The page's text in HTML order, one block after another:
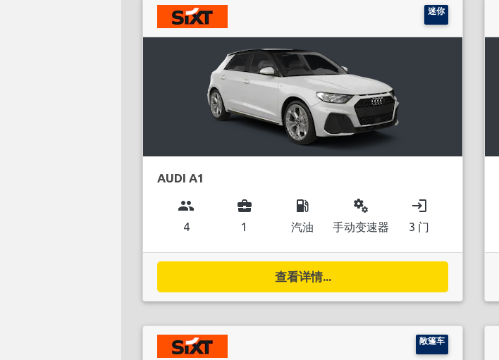
迷你
AUDI A1
group
4
business_center
1
local_gas_station
汽油
miscellaneous_services
手动变速器
login
3 门
查看详情...
敞篷车